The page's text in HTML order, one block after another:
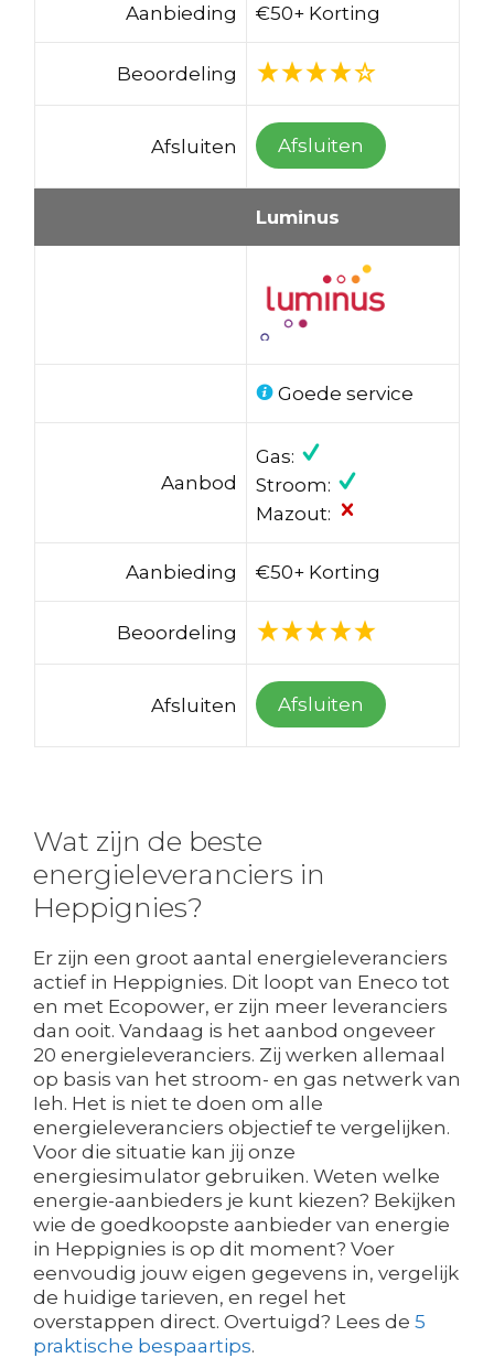
Aanbieding €50+ Korting
Beoordeling
Afsluiten Afsluiten
Luminus
Goede service
Aanbod
Gas:
Stroom:
Mazout:
Aanbieding €50+ Korting
Beoordeling
Afsluiten Afsluiten
Wat zijn de beste
energieleveranciers in
Heppignies?
Er zijn een groot aantal energieleveranciers
actief in Heppignies. Dit loopt van Eneco tot
en met Ecopower, er zijn meer leveranciers
dan ooit. Vandaag is het aanbod ongeveer
20 energieleveranciers. Zij werken allemaal
op basis van het stroom- en gas netwerk van
Ieh. Het is niet te doen om alle
energieleveranciers objectief te vergelijken.
Voor die situatie kan jij onze
energiesimulator gebruiken. Weten welke
energie-aanbieders je kunt kiezen? Bekijken
wie de goedkoopste aanbieder van energie
in Heppignies is op dit moment? Voer
eenvoudig jouw eigen gegevens in, vergelijk
de huidige tarieven, en regel het
overstappen direct. Overtuigd? Lees de 5
praktische bespaartips.